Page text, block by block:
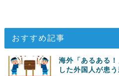
おすすめ記事
海外「あるある
した外国人が患